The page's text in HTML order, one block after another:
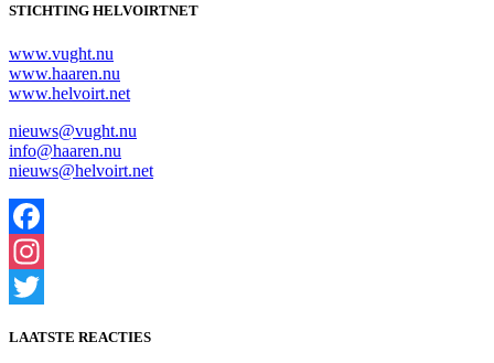
STICHTING HELVOIRTNET
www.vught.nu
www.haaren.nu
www.helvoirt.net
nieuws@vught.nu
info@haaren.nu
nieuws@helvoirt.net
Facebook
Instagram
LAATSTE REACTIES